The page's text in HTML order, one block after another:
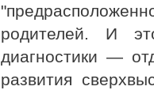
родителей. И
диагностики —
развития